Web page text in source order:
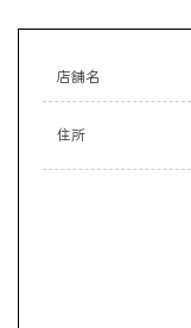
店舗名
住所